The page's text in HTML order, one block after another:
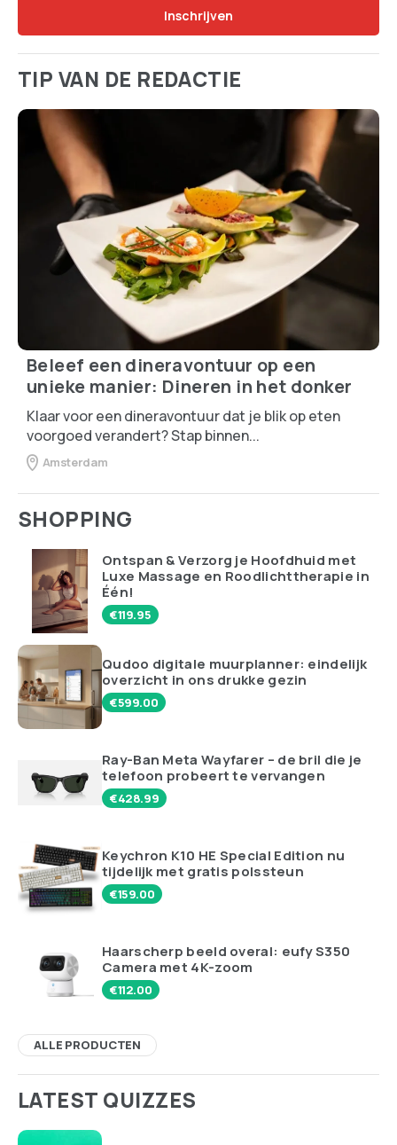
TIP VAN DE REDACTIE
Beleef een dineravontuur op een
unieke manier: Dineren in het donker
Klaar voor een dineravontuur dat je blik op eten
voorgoed verandert? Stap binnen...
Amsterdam
SHOPPING
Ontspan & Verzorg je Hoofdhuid met
Luxe Massage en Roodlichttherapie in
Één!
€119.95
Qudoo digitale muurplanner: eindelijk
overzicht in ons drukke gezin
€599.00
Ray-Ban Meta Wayfarer – de bril die je
telefoon probeert te vervangen
€428.99
Keychron K10 HE Special Edition nu
tijdelijk met gratis polssteun
€159.00
Haarscherp beeld overal: eufy S350
Camera met 4K-zoom
€112.00
ALLE PRODUCTEN
LATEST QUIZZES